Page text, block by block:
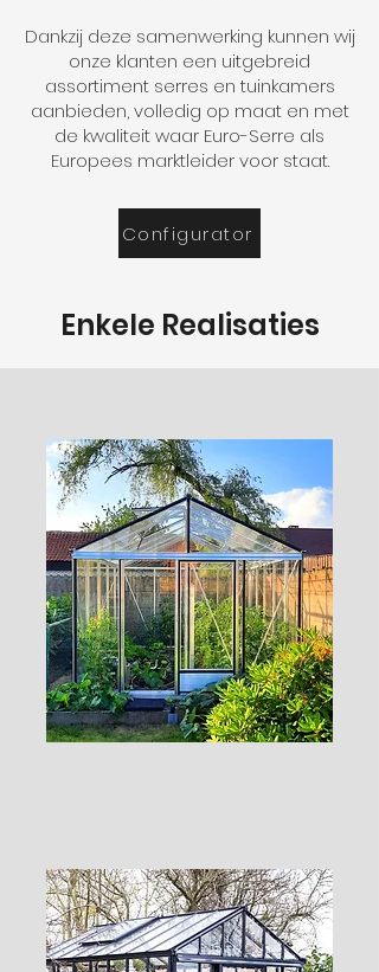
Dankzij deze samenwerking kunnen wij
onze klanten een uitgebreid
assortiment serres en tuinkamers
aanbieden, volledig op maat en met
de kwaliteit waar Euro-Serre als
Europees marktleider voor staat.
Configurator
Enkele Realisaties